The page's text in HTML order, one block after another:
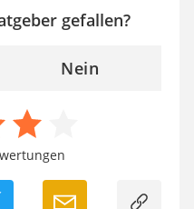
gefallen?
Nein